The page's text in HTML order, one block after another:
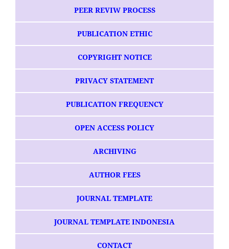
PEER REVIW PROCESS
PUBLICATION ETHIC
COPYRIGHT NOTICE
PRIVACY STATEMENT
PUBLICATION FREQUENCY
OPEN ACCESS POLICY
ARCHIVING
AUTHOR FEES
JOURNAL TEMPLATE
JOURNAL TEMPLATE INDONESIA
CONTACT